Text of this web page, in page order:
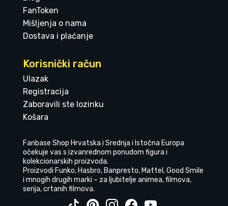
FanToken
Mišljenja o nama
Dostava i plaćanje
Korisnički račun
Ulazak
Registracija
Zaboravili ste lozinku
Košara
Fanbase Shop Hrvatska i Srednja i Istočna Europa
očekuje vas s izvanrednom ponudom figura i
kolekcionarskih proizvoda.
Proizvodi Funko, Hasbro, Banpresto, Mattel, Good Smile
i mnogih drugih marki – za ljubitelje animea, filmova,
serija, crtanih filmova.